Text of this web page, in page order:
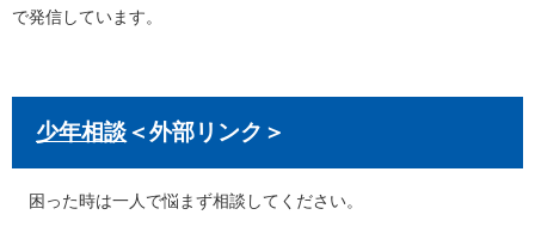
で発信しています。
少年相談＜外部リンク＞
困った時は一人で悩まず相談してください。